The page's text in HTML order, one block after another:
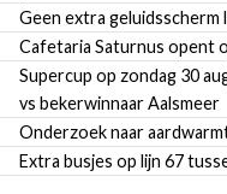
Geen extra
Cafetaria Saturnus opent
Supercup op zondag 30
vs bekerwinnaar Aalsmeer
Onderzoek naar
Extra busjes op lijn 67